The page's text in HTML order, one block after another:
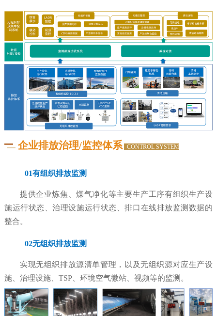
企业排放治理/监控体系 CONTROL SYSTEM
01有组织排放监测
提供企业炼焦、煤气净化等主要生产工序有组织生产设
施运行状态、治理设施运行状态、排口在线排放监测数据的
整合。
02无组织排放监测
实现无组织排放源清单管理，以及无组织源对应生产设
施、治理设施、TSP、环境空气微站、视频等的监测。